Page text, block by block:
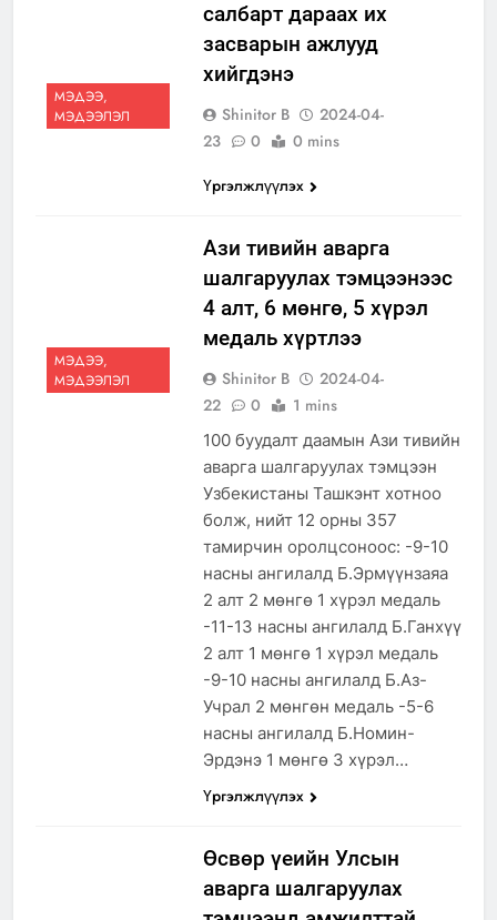
МЭДЭЭ,
МЭДЭЭЛЭЛ
салбарт дараах их
засварын ажлууд
хийгдэнэ
Shinitor B
2024-04-
23
0
0 mins
Үргэлжлүүлэх
МЭДЭЭ,
МЭДЭЭЛЭЛ
Ази тивийн аварга
шалгаруулах тэмцээнээс
4 алт, 6 мөнгө, 5 хүрэл
медаль хүртлээ
Shinitor B
2024-04-
22
0 1 mins
100 буудалт даамын Ази тивийн
аварга шалгаруулах тэмцээн
Узбекистаны Ташкэнт хотноо
болж, нийт 12 орны 357
тамирчин оролцсоноос: -9-10
насны ангилалд Б.Эрмүүнзаяа
2 алт 2 мөнгө 1 хүрэл медаль
-11-13 насны ангилалд Б.Ганхүү
2 алт 1 мөнгө 1 хүрэл медаль
-9-10 насны ангилалд Б.Аз-
Учрал 2 мөнгөн медаль -5-6
насны ангилалд Б.Номин-
Эрдэнэ 1 мөнгө 3 хүрэл…
Үргэлжлүүлэх
Өсвөр үеийн Улсын
аварга шалгаруулах